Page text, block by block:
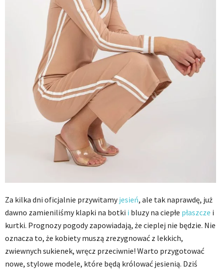
Za kilka dni oficjalnie przywitamyjesień, ale tak naprawdę, już
dawno zamieniliśmy klapki na botki i bluzy na ciepłe płaszcze i
kurtki. Prognozy pogody zapowiadają, że cieplej nie będzie. Nie
oznacza to, że kobiety muszą zrezygnować z lekkich,
zwiewnych sukienek, wręcz przeciwnie! Warto przygotować
nowe, stylowe modele, które będą królować jesienią. Dziś